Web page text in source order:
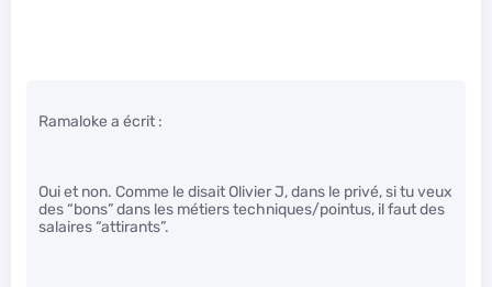
Ramaloke a écrit :
Oui et non. Comme le disait Olivier J, dans le privé, si tu veux
des “bons” dans les métiers techniques/pointus, il faut des
salaires “attirants”.